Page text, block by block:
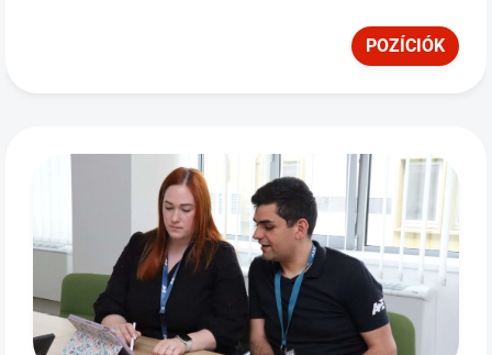
POZÍCIÓK